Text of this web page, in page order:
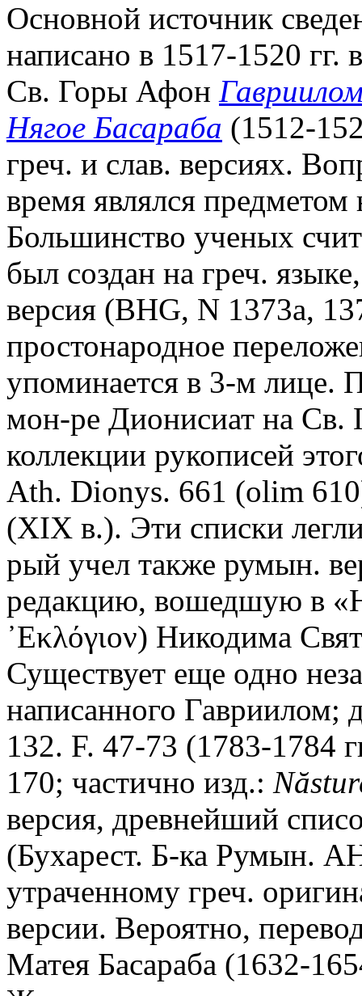
Основной источник
написано в 1517-1520
Св. Горы Афон
Нягое Басараба (1512-
греч. и слав. версиях.
время являлся
Большинство ученых
был создан на греч.
версия (BHG, N 1373a,
простонародное
упоминается в 3-м лице.
мон-ре Дионисиат на Св.
коллекции рукописей
Ath. Dionys. 661 (olim
(XIX в.). Эти списки
рый учел также румын.
редакцию, вошедшую в
᾿Εκλόγιον) Никодима
Существует еще одно
написанного Гавриилом;
132. F. 47-73 (1783-1784
170; частично изд.: Nă
версия, древнейший
(Бухарест. Б-ка Румын.
утраченному греч.
версии. Вероятно,
Матея Басараба (1632-